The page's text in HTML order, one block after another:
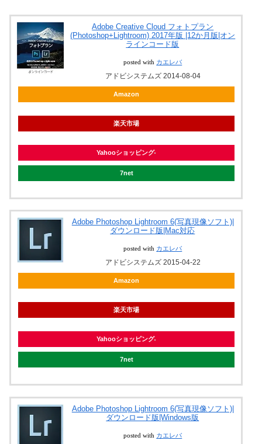
Adobe Creative Cloud フォトプラン
(Photoshop+Lightroom) 2017年版 |12か月版|オン
ラインコード版
posted with カエレバ
アドビシステムズ 2014-08-04
Amazon
楽天市場
Yahooショッピング
7net
Adobe Photoshop Lightroom 6(写真現像ソフト)|
ダウンロード版|Mac対応
posted with カエレバ
アドビシステムズ 2015-04-22
Amazon
楽天市場
Yahooショッピング
7net
Adobe Photoshop Lightroom 6(写真現像ソフト)|
ダウンロード版|Windows版
posted with カエレバ